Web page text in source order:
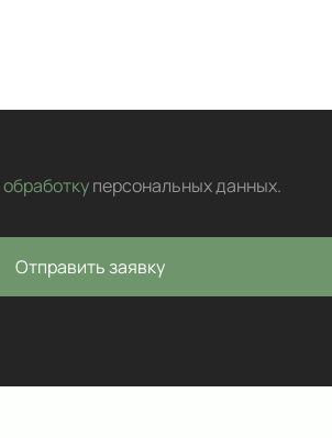
обработку персональных данных.
Отправить заявку